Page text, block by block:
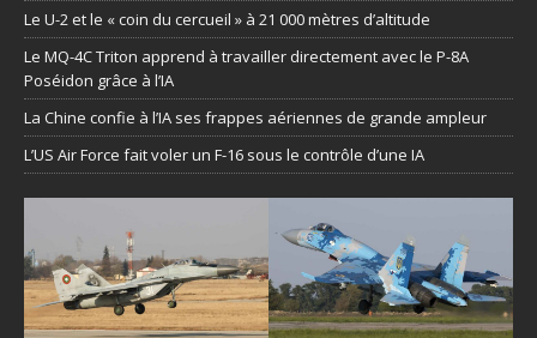
Le U-2 et le « coin du cercueil » à 21 000 mètres d’altitude
Le MQ-4C Triton apprend à travailler directement avec le P-8A
Poséidon grâce à l’IA
La Chine confie à l’IA ses frappes aériennes de grande ampleur
L’US Air Force fait voler un F-16 sous le contrôle d’une IA